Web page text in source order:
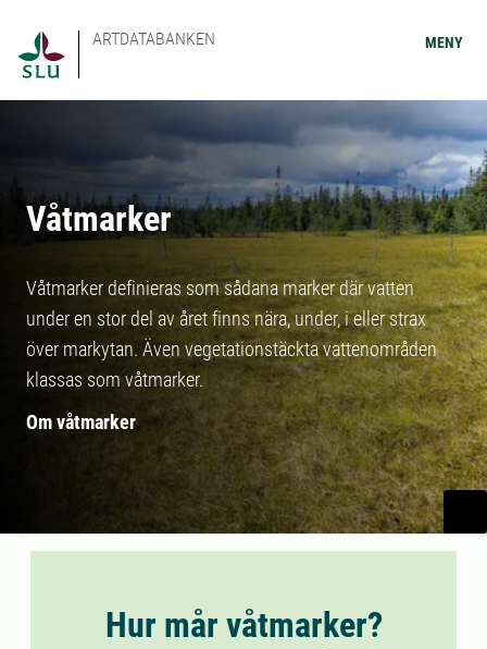
ARTDATABANKEN MENY
Våtmarker
Våtmarker definieras som sådana marker där vatten
under en stor del av året finns nära, under, i eller strax
över markytan. Även vegetationstäckta vattenområden
klassas som våtmarker.
Om våtmarker
Hur mår våtmarker?